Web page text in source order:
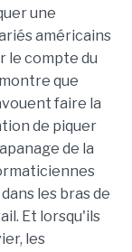
une
américains
le compte du
que
faire la
de piquer
de la
les bras de
Et lorsqu'ils
les